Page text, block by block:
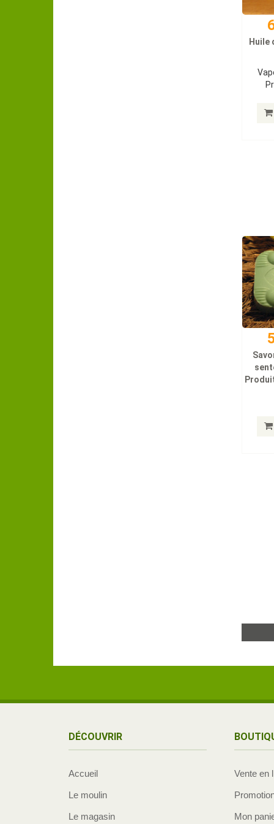
Huile
DÉCOUVRIR
Accueil
Le moulin
Le magasin
Vente en
Mon